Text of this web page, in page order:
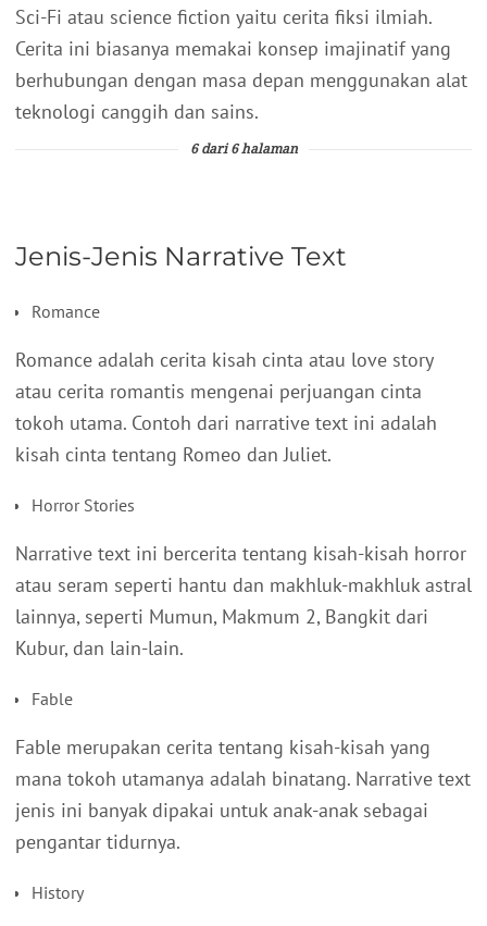
Sci-Fi atau science fiction yaitu cerita fiksi ilmiah.
Cerita ini biasanya memakai konsep imajinatif yang
berhubungan dengan masa depan menggunakan alat
teknologi canggih dan sains.
6 dari 6 halaman
Jenis-Jenis Narrative Text
Romance
Romance adalah cerita kisah cinta atau love story
atau cerita romantis mengenai perjuangan cinta
tokoh utama. Contoh dari narrative text ini adalah
kisah cinta tentang Romeo dan Juliet.
Horror Stories
Narrative text ini bercerita tentang kisah-kisah horror
atau seram seperti hantu dan makhluk-makhluk astral
lainnya, seperti Mumun, Makmum 2, Bangkit dari
Kubur, dan lain-lain.
Fable
Fable merupakan cerita tentang kisah-kisah yang
mana tokoh utamanya adalah binatang. Narrative text
jenis ini banyak dipakai untuk anak-anak sebagai
pengantar tidurnya.
History